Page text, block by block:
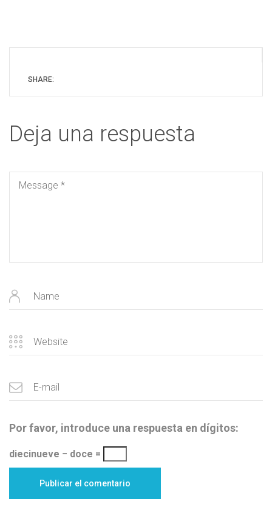
SHARE:
Deja una respuesta
Por favor, introduce una respuesta en dígitos:
diecinueve − doce =